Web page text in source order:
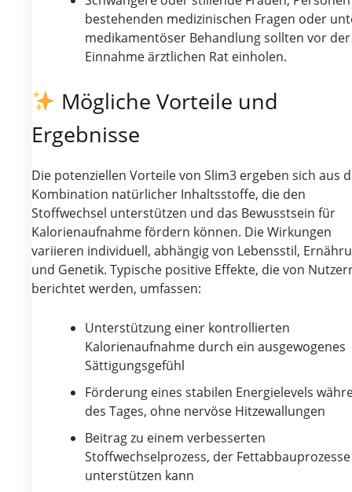
bestehenden medizinischen Fragen oder
medikamentöser Behandlung sollten vor der
Einnahme ärztlichen Rat einholen.
Mögliche Vorteile und
Ergebnisse
Die potenziellen Vorteile von Slim3 ergeben sich aus
Kombination natürlicher Inhaltsstoffe, die den
Stoffwechsel unterstützen und das Bewusstsein für
Kalorienaufnahme fördern können. Die Wirkungen
variieren individuell, abhängig von Lebensstil,
und Genetik. Typische positive Effekte, die von
berichtet werden, umfassen:
Unterstützung einer kontrollierten
Kalorienaufnahme durch ein ausgewogenes
Sättigungsgefühl
Förderung eines stabilen Energielevels
des Tages, ohne nervöse Hitzewallungen
Beitrag zu einem verbesserten
Stoffwechselprozess, der Fettabbauprozesse
unterstützen kann